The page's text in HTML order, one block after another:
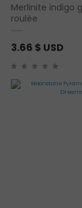
Merlinite indigo
roulée
3.66 $ USD